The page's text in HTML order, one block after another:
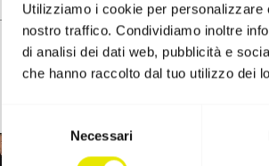
Utilizziamo i cookie per
nostro traffico. Condividiamo inoltre
di analisi dei dati web, pubblicità e
che hanno raccolto dal tuo utilizzo dei
del
consenso
Necessari